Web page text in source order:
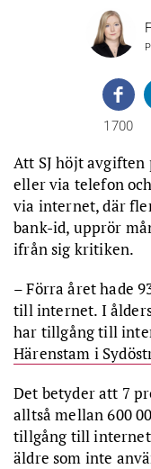
1700
Att SJ höjt avgiften
eller via telefon
via internet, där
bank-id, upprör
ifrån sig kritiken.
– Förra året hade
till internet. I
har tillgång till
Härenstam i
Det betyder att 7
alltså mellan 600
tillgång till
äldre som inte